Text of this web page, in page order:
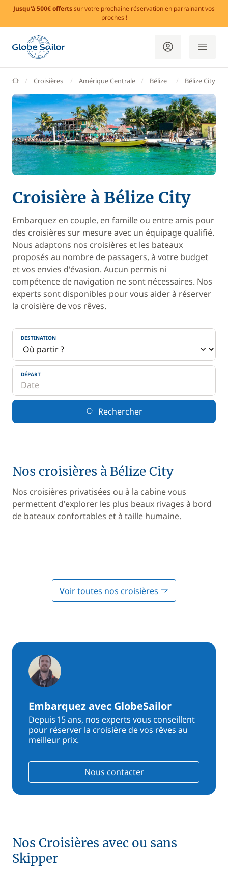
Jusqu'à 500€ offertssur votre prochaine réservation en parrainant vos
proches !
GlobeSailor
Croisières Amérique Centrale Bélize Bélize City
Croisière à Bélize City
Embarquez en couple, en famille ou entre amis pour
des croisières sur mesure avec un équipage qualifié.
Nous adaptons nos croisières et les bateaux
proposés au nombre de passagers, à votre budget
et vos envies d'évasion. Aucun permis ni
compétence de navigation ne sont nécessaires. Nos
experts sont disponibles pour vous aider à réserver
la croisière de vos rêves.
DESTINATION
DÉPART
Rechercher
Nos croisières à Bélize City
Nos croisières privatisées ou à la cabine vous
permettent d'explorer les plus beaux rivages à bord
de bateaux confortables et à taille humaine.
Voir toutes nos croisières
Embarquez avec GlobeSailor
Depuis 15 ans, nos experts vous conseillent
pour réserver la croisière de vos rêves au
meilleur prix.
Nous contacter
Nos Croisières avec ou sans
Skipper